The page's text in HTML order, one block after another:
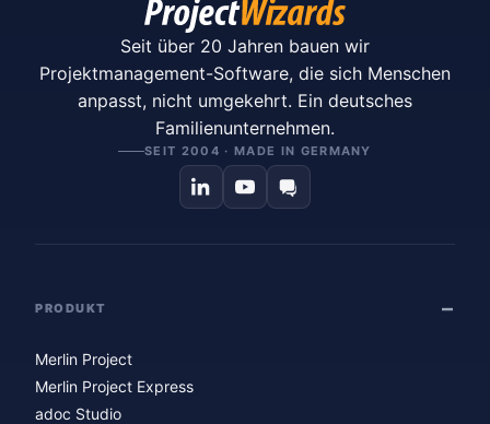
Seit über 20 Jahren bauen wir
Projektmanagement-Software, die sich Menschen
anpasst, nicht umgekehrt. Ein deutsches
Familienunternehmen.
SEIT 2004 · MADE IN GERMANY
PRODUKT
Merlin Project
Merlin Project Express
adoc Studio